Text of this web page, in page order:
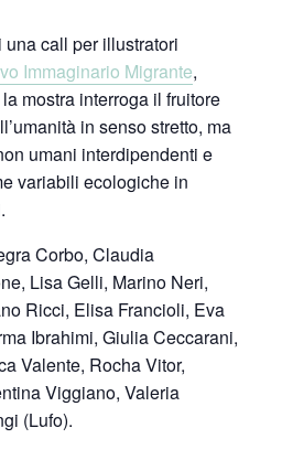
call per illustratori
Immaginario Migrante,
mostra interroga il fruitore
in senso stretto, ma
umani interdipendenti e
variabili ecologiche in
Corbo, Claudia
Lisa Gelli, Marino Neri,
Ricci, Elisa Francioli, Eva
Ibrahimi, Giulia Ceccarani,
Valente, Rocha Vitor,
Viggiano, Valeria
(Lufo).